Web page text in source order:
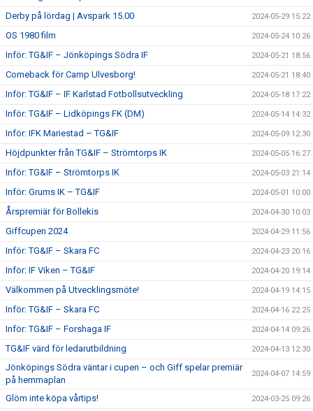
Derby på lördag | Avspark 15.00 2024-05-29 15:22
OS 1980 film 2024-05-24 10:26
Inför: TG&IF – Jönköpings Södra IF 2024-05-21 18:56
Comeback för Camp Ulvesborg! 2024-05-21 18:40
Inför: TG&IF – IF Karlstad Fotbollsutveckling 2024-05-18 17:22
Inför: TG&IF – Lidköpings FK (DM) 2024-05-14 14:32
Inför: IFK Mariestad – TG&IF 2024-05-09 12:30
Höjdpunkter från TG&IF – Strömtorps IK 2024-05-05 16:27
Inför: TG&IF – Strömtorps IK 2024-05-03 21:14
Inför: Grums IK – TG&IF 2024-05-01 10:00
Årspremiär för Bollekis 2024-04-30 10:03
Giffcupen 2024 2024-04-29 11:56
Inför: TG&IF – Skara FC 2024-04-23 20:16
Inför: IF Viken – TG&IF 2024-04-20 19:14
Välkommen på Utvecklingsmöte! 2024-04-19 14:15
Inför: TG&IF – Skara FC 2024-04-16 22:25
Inför: TG&IF – Forshaga IF 2024-04-14 09:26
TG&IF värd för ledarutbildning 2024-04-13 12:30
Jönköpings Södra väntar i cupen – och Giff spelar premiär
på hemmaplan
2024-04-07 14:59
Glöm inte köpa vårtips! 2024-03-25 09:26